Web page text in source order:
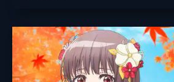
第六話 影森家と謎の襲撃者
影森屋敷の外では、ユルとアサを狙う不穏な
影が忍び寄っていた。突然の爆発音、見知ら
ぬツガイの気配......新たな敵襲に、ユルと影
左
右
ガブリエル／虎鉄／二狼／誠／愛／陰陽／みどりさん／赤井さん／ホワイト／ベタ／えっさ・ほいさ／エンブレイス／ウィスパー／レディー／ジェントルマン